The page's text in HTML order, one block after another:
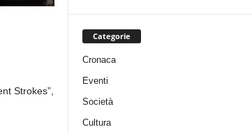
Strokes”,
Categorie
Cronaca
Eventi
Società
Cultura